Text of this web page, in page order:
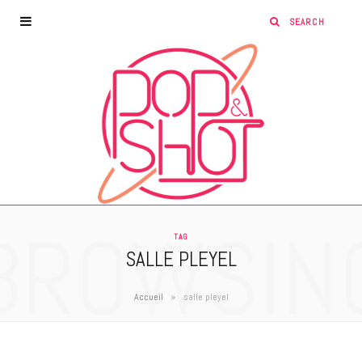
TAG
SALLE PLEYEL
Accueil » salle pleyel